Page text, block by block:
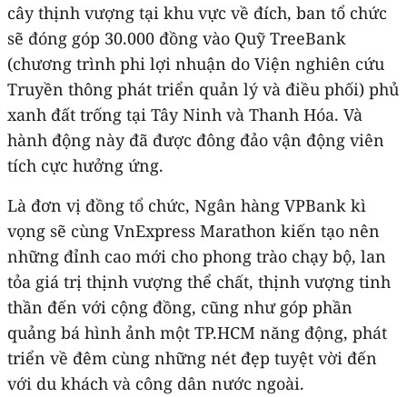
cây thịnh vượng tại khu vực về đích, ban tổ chức
sẽ đóng góp 30.000 đồng vào Quỹ TreeBank
(chương trình phi lợi nhuận do Viện nghiên cứu
Truyền thông phát triển quản lý và điều phối) phủ
xanh đất trống tại Tây Ninh và Thanh Hóa. Và
hành động này đã được đông đảo vận động viên
tích cực hưởng ứng.
Là đơn vị đồng tổ chức, Ngân hàng VPBank kì
vọng sẽ cùng VnExpress Marathon kiến tạo nên
những đỉnh cao mới cho phong trào chạy bộ, lan
tỏa giá trị thịnh vượng thể chất, thịnh vượng tinh
thần đến với cộng đồng, cũng như góp phần
quảng bá hình ảnh một TP.HCM năng động, phát
triển về đêm cùng những nét đẹp tuyệt vời đến
với du khách và công dân nước ngoài.